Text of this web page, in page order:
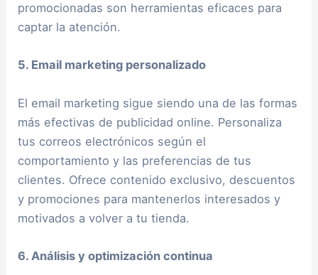
promocionadas son herramientas eficaces para
captar la atención.
5. Email marketing personalizado
El email marketing sigue siendo una de las formas
más efectivas de publicidad online. Personaliza
tus correos electrónicos según el
comportamiento y las preferencias de tus
clientes. Ofrece contenido exclusivo, descuentos
y promociones para mantenerlos interesados y
motivados a volver a tu tienda.
6. Análisis y optimización continua